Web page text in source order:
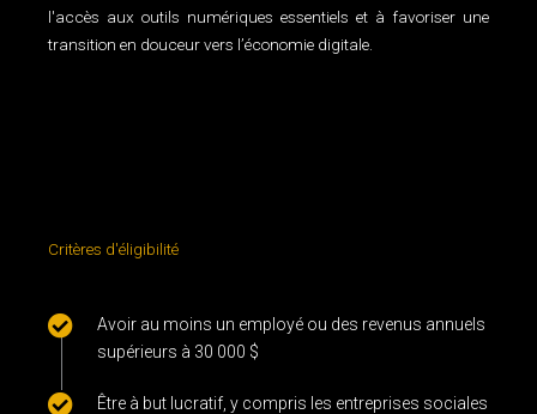
l'accès aux outils numériques essentiels et à favoriser une
transition en douceur vers l’économie digitale.
Critères d'éligibilité
Avoir au moins un employé ou des revenus annuels
supérieurs à 30 000 $
Être à but lucratif, y compris les entreprises sociales